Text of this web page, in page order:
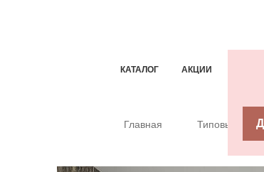
КАТАЛОГ АКЦИИ
Главная Типовые